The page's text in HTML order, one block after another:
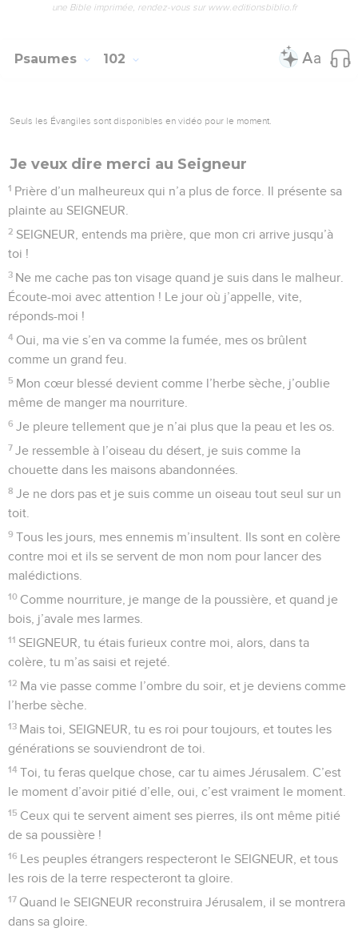
une Bible imprimée, rendez-vous sur www.editionsbiblio.fr
Psaumes 102
Seuls les Évangiles sont disponibles en vidéo pour le moment.
Je veux dire merci au Seigneur
1 Prière d’un malheureux qui n’a plus de force. Il présente sa
plainte au SEIGNEUR.
2 SEIGNEUR, entends ma prière, que mon cri arrive jusqu’à
toi !
3 Ne me cache pas ton visage quand je suis dans le malheur.
Écoute-moi avec attention ! Le jour où j’appelle, vite,
réponds-moi !
4 Oui, ma vie s’en va comme la fumée, mes os brûlent
comme un grand feu.
5 Mon cœur blessé devient comme l’herbe sèche, j’oublie
même de manger ma nourriture.
6 Je pleure tellement que je n’ai plus que la peau et les os.
7 Je ressemble à l’oiseau du désert, je suis comme la
chouette dans les maisons abandonnées.
8 Je ne dors pas et je suis comme un oiseau tout seul sur un
toit.
9 Tous les jours, mes ennemis m’insultent. Ils sont en colère
contre moi et ils se servent de mon nom pour lancer des
malédictions.
10 Comme nourriture, je mange de la poussière, et quand je
bois, j’avale mes larmes.
11 SEIGNEUR, tu étais furieux contre moi, alors, dans ta
colère, tu m’as saisi et rejeté.
12 Ma vie passe comme l’ombre du soir, et je deviens comme
l’herbe sèche.
13 Mais toi, SEIGNEUR, tu es roi pour toujours, et toutes les
générations se souviendront de toi.
14 Toi, tu feras quelque chose, car tu aimes Jérusalem. C’est
le moment d’avoir pitié d’elle, oui, c’est vraiment le moment.
15 Ceux qui te servent aiment ses pierres, ils ont même pitié
de sa poussière !
16 Les peuples étrangers respecteront le SEIGNEUR, et tous
les rois de la terre respecteront ta gloire.
17 Quand le SEIGNEUR reconstruira Jérusalem, il se montrera
dans sa gloire.